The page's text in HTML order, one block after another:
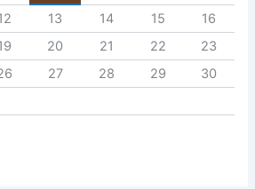
13 14 15
16
20 21 22
23
27 28 29
30